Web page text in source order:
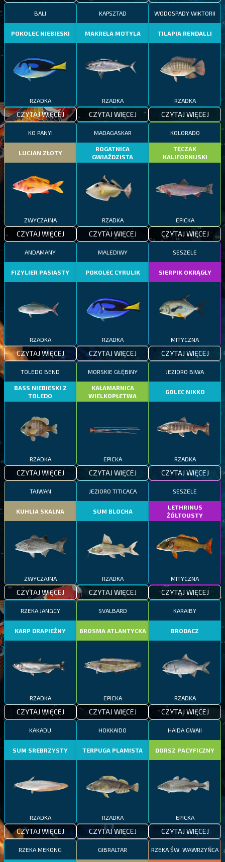
BALI
POKOLEC NIEBIESKI
RZADKA
CZYTAJ WIĘCEJ
KAPSZTAD
MAKRELA MOTYLA
RZADKA
CZYTAJ WIĘCEJ
WODOSPADY WIKTORII
TILAPIA RENDALLI
RZADKA
CZYTAJ WIĘCEJ
KO PANYI
LUCJAN ZŁOTY
ZWYCZAJNA
CZYTAJ WIĘCEJ
MADAGASKAR
ROGATNICA
GWIAŹDZISTA
RZADKA
CZYTAJ WIĘCEJ
KOLORADO
TĘCZAK
KALIFORNIJSKI
EPICKA
CZYTAJ WIĘCEJ
ANDAMANY
FIZYLIER PASIASTY
RZADKA
CZYTAJ WIĘCEJ
MALEDIWY
POKOLEC CYRULIK
RZADKA
CZYTAJ WIĘCEJ
SESZELE
SIERPIK OKRĄGŁY
MITYCZNA
CZYTAJ WIĘCEJ
TOLEDO BEND
BASS NIEBIESKI Z
TOLEDO
RZADKA
CZYTAJ WIĘCEJ
MORSKIE GŁĘBINY
KAŁAMARNICA
WIELKOPŁETWA
EPICKA
CZYTAJ WIĘCEJ
JEZIORO BIWA
GOLEC NIKKO
RZADKA
CZYTAJ WIĘCEJ
TAJWAN
KUHLIA SKALNA
ZWYCZAJNA
CZYTAJ WIĘCEJ
JEZIORO TITICACA
SUM BLOCHA
RZADKA
CZYTAJ WIĘCEJ
SESZELE
LETHRINUS
ŻÓŁTOUSTY
MITYCZNA
CZYTAJ WIĘCEJ
RZEKA JANGCY
KARP DRAPIEŻNY
RZADKA
CZYTAJ WIĘCEJ
SVALBARD
BROSMA ATLANTYCKA
EPICKA
CZYTAJ WIĘCEJ
KARAIBY
BRODACZ
RZADKA
CZYTAJ WIĘCEJ
KAKADU
SUM SREBRZYSTY
RZADKA
CZYTAJ WIĘCEJ
HOKKAIDO
TERPUGA PLAMISTA
RZADKA
CZYTAJ WIĘCEJ
HAIDA GWAII
DORSZ PACYFICZNY
EPICKA
CZYTAJ WIĘCEJ
RZEKA MEKONG GIBRALTAR RZEKA ŚW. WAWRZYŃCA